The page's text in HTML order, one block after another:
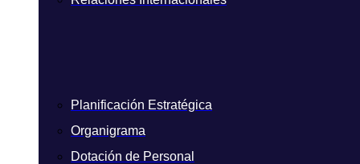
Planificación Estratégica
Organigrama
Dotación de Personal